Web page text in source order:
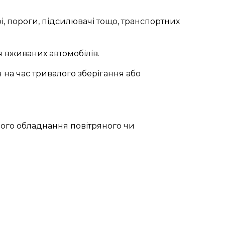
підсилювачі тощо, транспортних
автомобілів.
час тривалого зберігання або
обладнання повітряного чи